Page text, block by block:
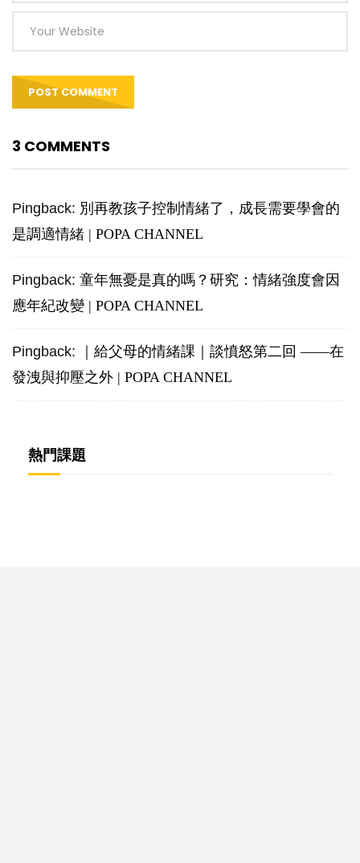
3 COMMENTS
Pingback: 別再教孩子控制情緒了，成長需要學會的
是調適情緒 | POPA CHANNEL
Pingback: 童年無憂是真的嗎？研究：情緒強度會因
應年紀改變 | POPA CHANNEL
Pingback:
｜給父母的情緒課｜談憤怒第二回 ——在
發洩與抑壓之外 | POPA CHANNEL
熱門課題